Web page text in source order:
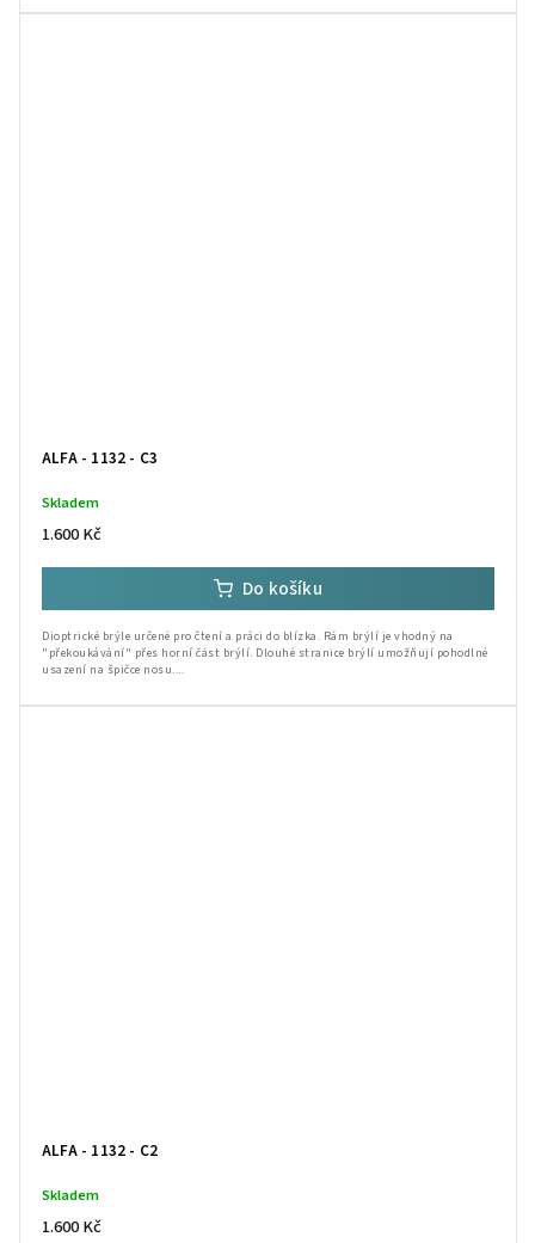
ALFA - 1132 - C3
Skladem
1.600 Kč
Do košíku
Dioptrické brýle určené pro čtení a práci do blízka. Rám brýlí je vhodný na
"překoukávání" přes horní část brýlí. Dlouhé stranice brýlí umožňují pohodlné
usazení na špičce nosu....
ALFA - 1132 - C2
Skladem
1.600 Kč